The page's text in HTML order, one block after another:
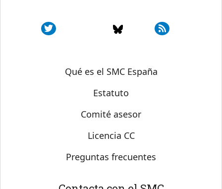
Sobre SMC España
Qué es el SMC España
Estatuto
Comité asesor
Licencia CC
Preguntas frecuentes